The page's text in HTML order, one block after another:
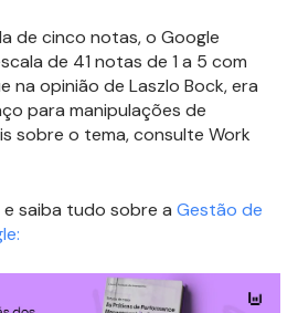
de cinco notas, o Google
de 41 notas de 1 a 5 com
na opinião de Laszlo Bock, era
para manipulações de
sobre o tema, consulte Work
saiba tudo sobre a Gestão de